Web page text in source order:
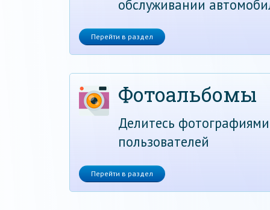
обслуживании
Перейти в раздел
Фотоальбомы
Делитесь
пользователей
Перейти в раздел